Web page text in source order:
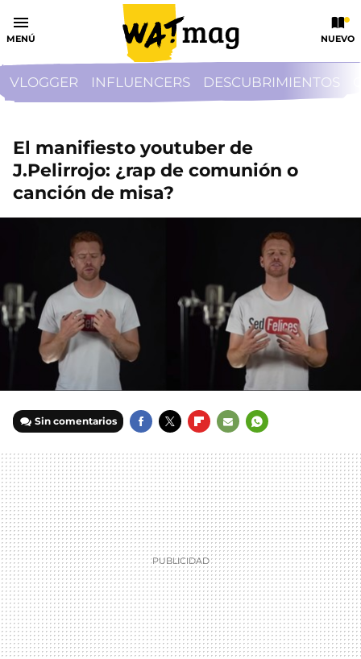
MENÚ NUEVO
VLOGGER INFLUENCERS DESCUBRIMIENTOS
El manifiesto youtuber de
J.Pelirrojo: ¿rap de comunión o
canción de misa?
Sin comentarios
MAIL